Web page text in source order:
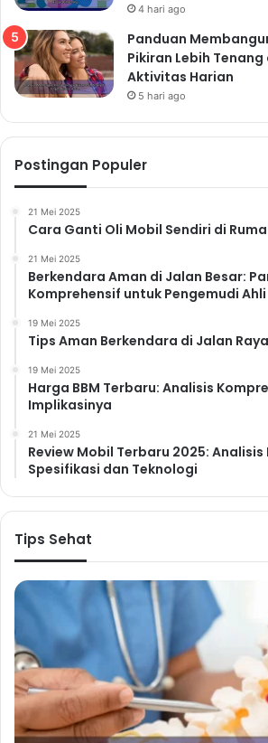
4 hari ago
Panduan
Pikiran Lebih Tenang
Aktivitas Harian
5 hari ago
Postingan Populer
21 Mei 2025
Cara Ganti Oli Mobil Sendiri di
21 Mei 2025
Berkendara Aman di Jalan Besar:
Komprehensif untuk Pengemudi Ahli
19 Mei 2025
Tips Aman Berkendara di Jalan Raya
19 Mei 2025
Harga BBM Terbaru: Analisis
Implikasinya
21 Mei 2025
Review Mobil Terbaru 2025:
Spesifikasi dan Teknologi
Tips Sehat